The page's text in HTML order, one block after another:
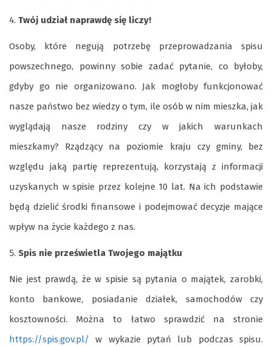
Twój udział naprawdę się liczy!
Osoby, które negują potrzebę przeprowadzania spisu
powszechnego, powinny sobie zadać pytanie, co byłoby,
gdyby go nie organizowano. Jak mogłoby funkcjonować
nasze państwo bez wiedzy o tym, ile osób w nim mieszka, jak
wyglądają nasze rodziny czy w jakich warunkach
mieszkamy? Rządzący na poziomie kraju czy gminy, bez
względu jaką partię reprezentują, korzystają z informacji
uzyskanych w spisie przez kolejne 10 lat. Na ich podstawie
będą dzielić środki finansowe i podejmować decyzje mające
wpływ na życie każdego z nas.
Spis nie prześwietla Twojego majątku
Nie jest prawdą, że w spisie są pytania o majątek, zarobki,
konto bankowe, posiadanie działek, samochodów czy
kosztowności. Można to łatwo sprawdzić na stronie
https://spis.gov.pl/
w wykazie pytań lub podczas spisu.